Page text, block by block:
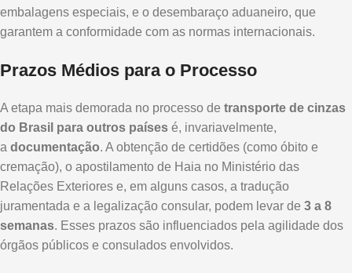
embalagens especiais, e o desembaraço aduaneiro, que
garantem a conformidade com as normas internacionais.
Prazos Médios para o Processo
A etapa mais demorada no processo de transporte de cinzas
do Brasil para outros países é, invariavelmente,
a documentação. A obtenção de certidões (como óbito e
cremação), o apostilamento de Haia no Ministério das
Relações Exteriores e, em alguns casos, a tradução
juramentada e a legalização consular, podem levar de 3 a 8
semanas. Esses prazos são influenciados pela agilidade dos
órgãos públicos e consulados envolvidos.